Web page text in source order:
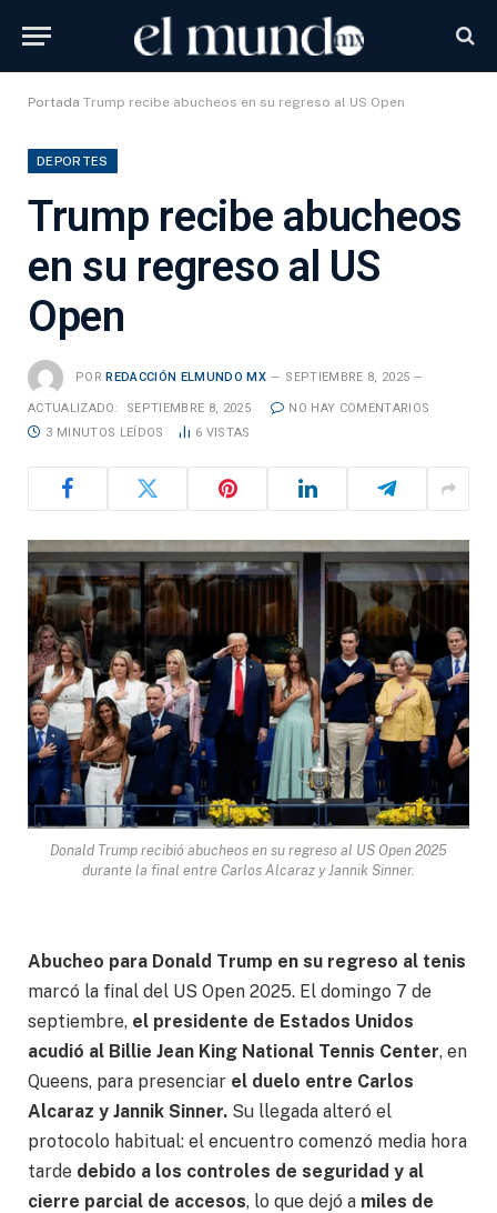
Portada Trump recibe abucheos en su regreso al US Open
DEPORTES
Trump recibe abucheos
en su regreso al US
Open
POR REDACCIÓN ELMUNDO MX SEPTIEMBRE 8, 2025
ACTUALIZADO: SEPTIEMBRE 8, 2025
NO HAY COMENTARIOS
3 MINUTOS LEÍDOS
6 VISTAS
Donald Trump recibió abucheos en su regreso al US Open 2025
durante la final entre Carlos Alcaraz y Jannik Sinner.
Abucheo para Donald Trump en su regreso al tenis
marcó la final del US Open 2025. El domingo 7 de
septiembre, el presidente de Estados Unidos
acudió al Billie Jean King National Tennis Center, en
Queens, para presenciar el duelo entre Carlos
Alcaraz y Jannik Sinner. Su llegada alteró el
protocolo habitual: el encuentro comenzó media hora
tarde debido a los controles de seguridad y al
cierre parcial de accesos, lo que dejó a miles de